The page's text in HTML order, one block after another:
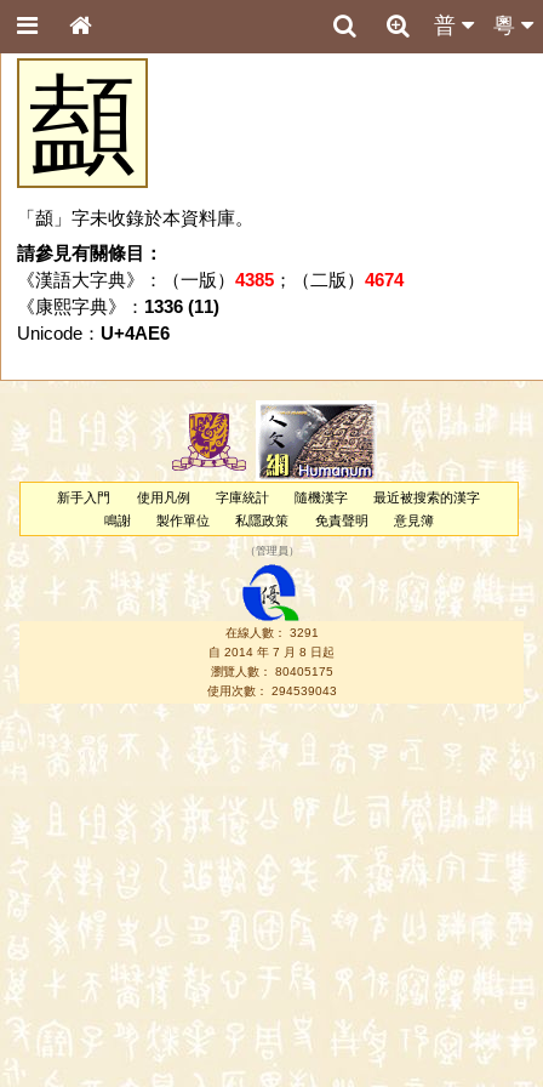
粵
普
䫦
「䫦」字未收錄於本資料庫。
請參見有關條目：
《漢語大字典》：（一版） 4385；（二版） 4674
《康熙字典》： 1336 (11)
Unicode： U+4AE6
新手入門 使用凡例 字庫統計 隨機漢字
最近被搜索的漢字
鳴謝
製作單位 私隱政策 免責聲明 意見簿
（管理員 ）
在線人數： 3291
自 2014 年 7 月 8 日起
瀏覽人數： 80405175
使用次數： 294539043